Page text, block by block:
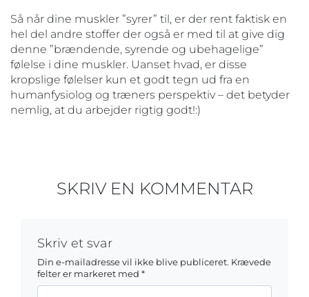
Så når dine muskler ”syrer” til, er der rent faktisk en
hel del andre stoffer der også er med til at give dig
denne ”brændende, syrende og ubehagelige”
følelse i dine muskler. Uanset hvad, er disse
kropslige følelser kun et godt tegn ud fra en
humanfysiolog og træners perspektiv – det betyder
nemlig, at du arbejder rigtig godt!:)
SKRIV EN KOMMENTAR
Skriv et svar
Din e-mailadresse vil ikke blive publiceret. Krævede
felter er markeret med *